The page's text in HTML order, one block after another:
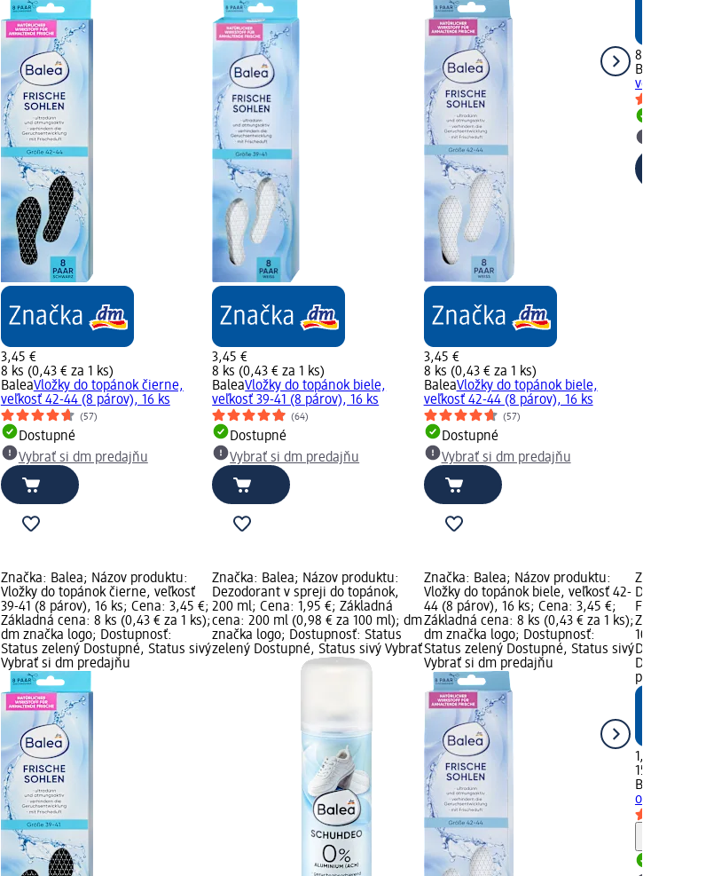
3,45 €
8 ks (0,43 € za 1 ks)
BaleaVložky do topánok čierne,
veľkosť 42-44 (8 párov), 16 ks
(57)
Dostupné
Vybrať si dm predajňu
3,45 €
8 ks (0,43 € za 1 ks)
BaleaVložky do topánok biele,
veľkosť 39-41 (8 párov), 16 ks
(64)
Dostupné
Vybrať si dm predajňu
3,45 €
8 ks (0,43 € za 1 ks)
BaleaVložky do topánok biele,
veľkosť 42-44 (8 párov), 16 ks
(57)
Dostupné
Vybrať si dm predajňu
8,45 €
Balea
veľkosť 36-
Značka: Balea; Názov produktu:
Vložky do topánok čierne, veľkosť
39-41 (8 párov), 16 ks; Cena: 3,45 €;
Základná cena: 8 ks (0,43 € za 1 ks);
dm značka logo; Dostupnosť:
Status zelený Dostupné, Status sivý
Vybrať si dm predajňu
Značka: Balea; Názov produktu:
Dezodorant v spreji do topánok,
200 ml; Cena: 1,95 €; Základná
cena: 200 ml (0,98 € za 100 ml); dm
značka logo; Dostupnosť: Status
zelený Dostupné, Status sivý Vybrať
Značka: Balea; Názov produktu:
Vložky do topánok biele, veľkosť 42-
44 (8 párov), 16 ks; Cena: 3,45 €;
Základná cena: 8 ks (0,43 € za 1 ks);
dm značka logo; Dostupnosť:
Status zelený Dostupné, Status sivý
Vybrať si dm predajňu
Značka:
Feel Well,
Základná
100 ml);
Dostupné,
predajňu
1,95 €
150 ml
Balea
obuv Feel